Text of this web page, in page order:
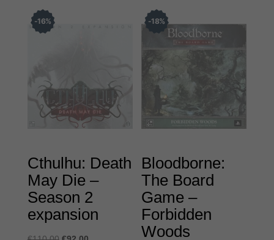
16%
Cthulhu: Death
May Die –
Season 2
expansion
OriginalΗ
18%
Bloodborne:
The Board
Game –
Forbidden
Woods